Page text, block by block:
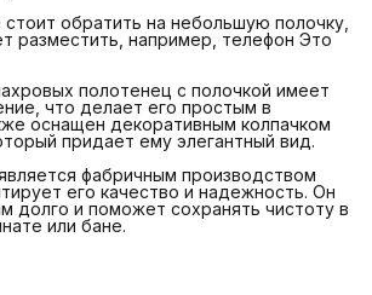
обратить на небольшую полочку,
разместить, например, телефон Это
полотенец с полочкой имеет
что делает его простым в
оснащен декоративным колпачком
придает ему элегантный вид.
фабричным производством
его качество и надежность. Он
долго и поможет сохранять чистоту в
или бане.